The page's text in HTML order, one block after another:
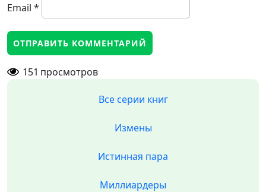
Email *
151 просмотров
Все серии книг
Измены
Истинная пара
Миллиардеры